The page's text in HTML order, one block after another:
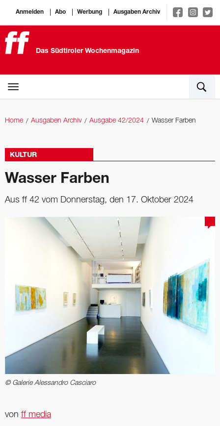
Anmelden Abo Werbung Ausgaben Archiv
Das Südtiroler Wochenmagazin
Home Ausgaben Archiv Ausgabe 42/2024 Wasser Farben
KULTUR
Wasser Farben
Aus ff 42 vom Donnerstag, den 17. Oktober 2024
© Galerie Alessandro Casciaro
von ff media